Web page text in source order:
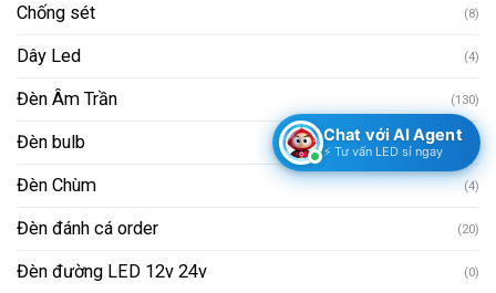
Chống sét (8)
Dây Led (4)
Đèn Âm Trần (130)
Đèn bulb (10)
Đèn Chùm (4)
Đèn đánh cá order (20)
Đèn đường LED 12v 24v (0)
Chat với AI Agent
⚡ Tư vấn LED sỉ ngay